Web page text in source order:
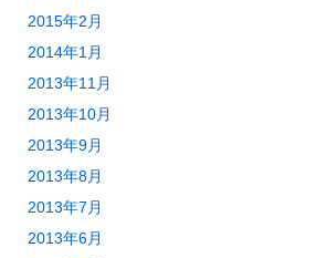
2015年2月
2014年1月
2013年11月
2013年10月
2013年9月
2013年8月
2013年7月
2013年6月